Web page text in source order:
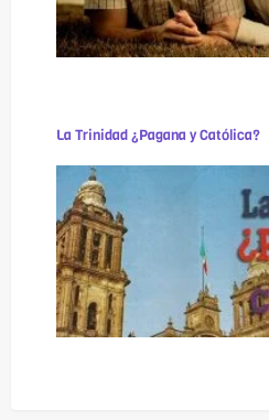
La Trinidad ¿Pagana y Católica?